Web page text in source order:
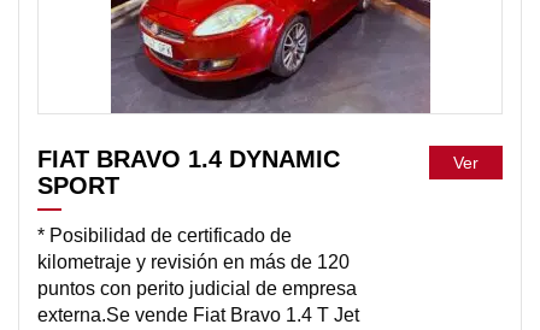
FIAT BRAVO 1.4 DYNAMIC
SPORT
* Posibilidad de certificado de
kilometraje y revisión en más de 120
puntos con perito judicial de empresa
externa.Se vende Fiat Bravo 1.4 T Jet
Ver